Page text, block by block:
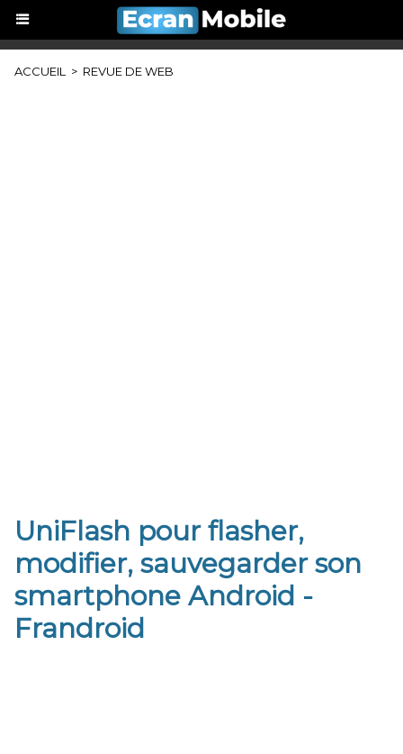
ACCUEIL > REVUE DE WEB
UniFlash pour flasher,
modifier, sauvegarder son
smartphone Android -
Frandroid